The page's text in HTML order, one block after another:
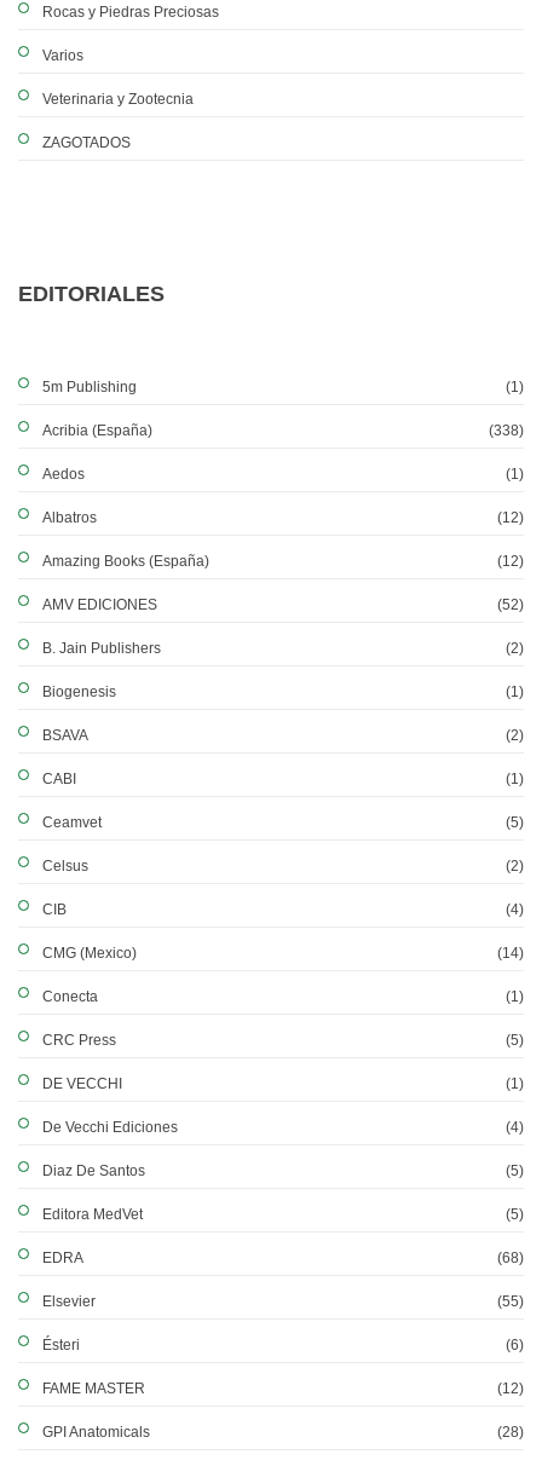
Rocas y Piedras Preciosas
Varios
Veterinaria y Zootecnia
ZAGOTADOS
EDITORIALES
5m Publishing (1)
Acribia (España) (338)
Aedos (1)
Albatros (12)
Amazing Books (España) (12)
AMV EDICIONES (52)
B. Jain Publishers (2)
Biogenesis (1)
BSAVA (2)
CABI (1)
Ceamvet (5)
Celsus (2)
CIB (4)
CMG (Mexico) (14)
Conecta (1)
CRC Press (5)
DE VECCHI (1)
De Vecchi Ediciones (4)
Diaz De Santos (5)
Editora MedVet (5)
EDRA (68)
Elsevier (55)
Ésteri (6)
FAME MASTER (12)
GPI Anatomicals (28)